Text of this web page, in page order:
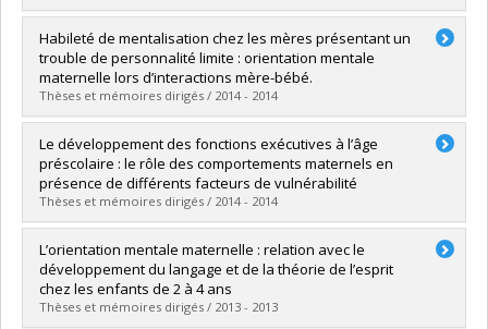
Graduate : Gagné, Christine
Cycle :Doctoral
Grade :D. Psy.
Lien vers le document dans Papyrus
Habileté de mentalisation chez les mères présentant un
trouble de personnalité limite : orientation mentale
maternelle lors d’interactions mère-bébé.
Thèses et mémoires dirigés / 2014 - 2014
Graduate :Marcoux, Andrée-Anne
Cycle :Master's
Grade :M. Sc.
Lien vers le document dans Papyrus
Le développement des fonctions exécutives à l’âge
préscolaire : le rôle des comportements maternels en
présence de différents facteurs de vulnérabilité
Thèses et mémoires dirigés / 2014 - 2014
Graduate :Rochette, Émilie
Cycle :Doctoral
Grade :Ph. D.
Lien vers le document dans Papyrus
L’orientation mentale maternelle : relation avec le
développement du langage et de la théorie de l’esprit
chez les enfants de 2 à 4 ans
Thèses et mémoires dirigés / 2013 - 2013